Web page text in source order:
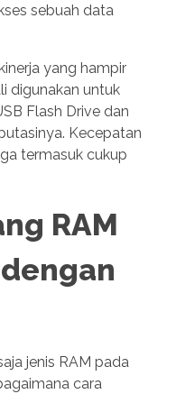
sebuah data
yang hampir
digunakan untuk
Flash Drive dan
Kecepatan
termasuk cukup
RAM
jenis RAM pada
cara